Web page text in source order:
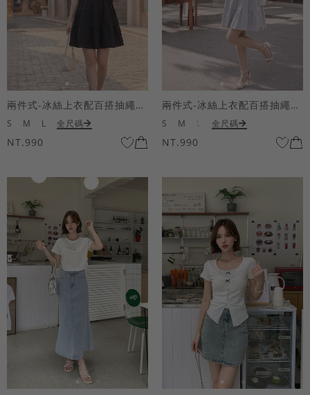
兩件式-冰絲上衣配百搭抽繩短洋裝
S M L 全尺碼
NT.990
兩件式-冰絲上衣配百搭抽繩短洋裝
S M 全尺碼
NT.990